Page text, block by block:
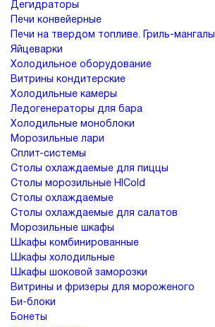
Дегидраторы
Печи конвейерные
Печи на твердом топливе. Гриль-мангалы
Яйцеварки
Холодильное оборудование
Витрины кондитерские
Холодильные камеры
Ледогенераторы для бара
Холодильные моноблоки
Морозильные лари
Сплит-системы
Столы охлаждаемые для пиццы
Столы морозильные HICold
Столы охлаждаемые
Столы охлаждаемые для салатов
Морозильные шкафы
Шкафы комбинированные
Шкафы холодильные
Шкафы шоковой заморозки
Витрины и фризеры для мороженого
Би-блоки
Бонеты